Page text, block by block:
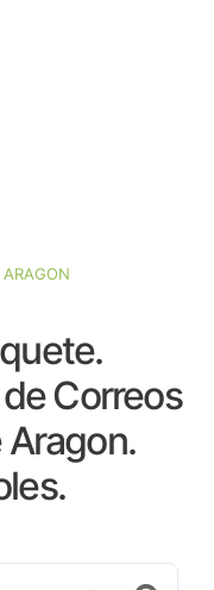
ARAGON
Correos
Aragon.